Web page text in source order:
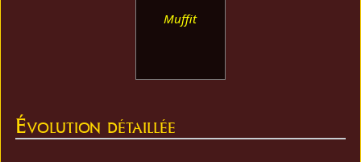
Muffit
Évolution détaillée